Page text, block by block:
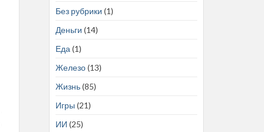
Без рубрики (1)
Деньги (14)
Еда (1)
Железо(13)
Жизнь(85)
Игры (21)
ИИ (25)